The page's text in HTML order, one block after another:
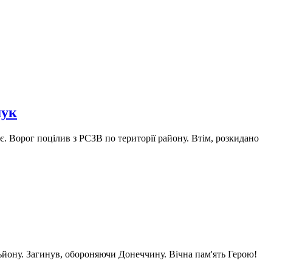
Ворог поцілив з РСЗВ по території району. Втім, розкидано
Загинув, обороняючи Донеччину. Вічна пам'ять Герою!